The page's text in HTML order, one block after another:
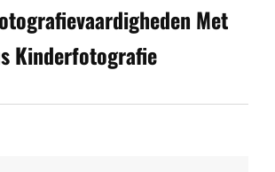
Met
Kinderfotografie